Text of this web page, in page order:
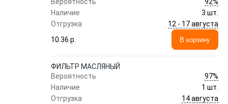
Наличие
3 шт.
Отгрузка
12 - 17 августа
10.36 p.
В корзину
ФИЛЬТР МАСЛЯНЫЙ
Вероятность
97%
Наличие
1 шт.
Отгрузка
14 августа